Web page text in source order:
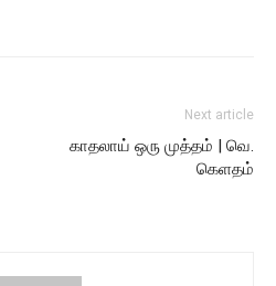
Next article
காதலாய் ஒரு முத்தம் | வெ.
கெளதம்